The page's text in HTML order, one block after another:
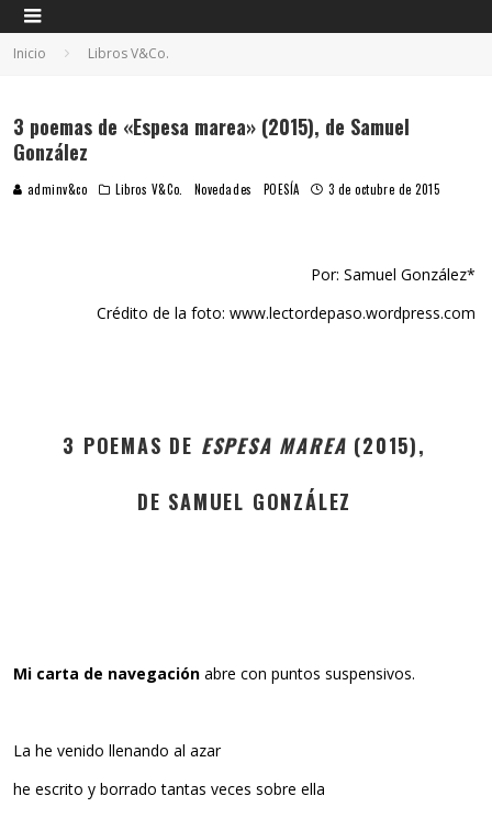
Inicio Libros V&Co.
3 poemas de «Espesa marea» (2015), de Samuel
González
adminv&co Libros V&Co. Novedades POESÍA 3 de octubre de 2015
Por: Samuel González*
Crédito de la foto: www.lectordepaso.wordpress.com
3 POEMAS DE ESPESA MAREA (2015),
DE SAMUEL GONZÁLEZ
Mi carta de navegación abre con puntos suspensivos.
La he venido llenando al azar
he escrito y borrado tantas veces sobre ella